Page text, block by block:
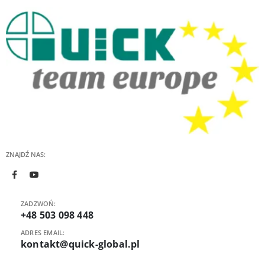
ZNAJDŹ NAS:
ZADZWOŃ:
+48 503 098 448
ADRES EMAIL:
kontakt@quick-global.pl